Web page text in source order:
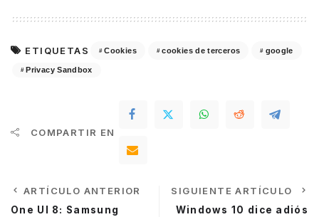
ETIQUETAS Cookies cookies de terceros google
Privacy Sandbox
COMPARTIR EN
ARTÍCULO ANTERIOR
One UI 8: Samsung
SIGUIENTE ARTÍCULO
Windows 10 dice adiós